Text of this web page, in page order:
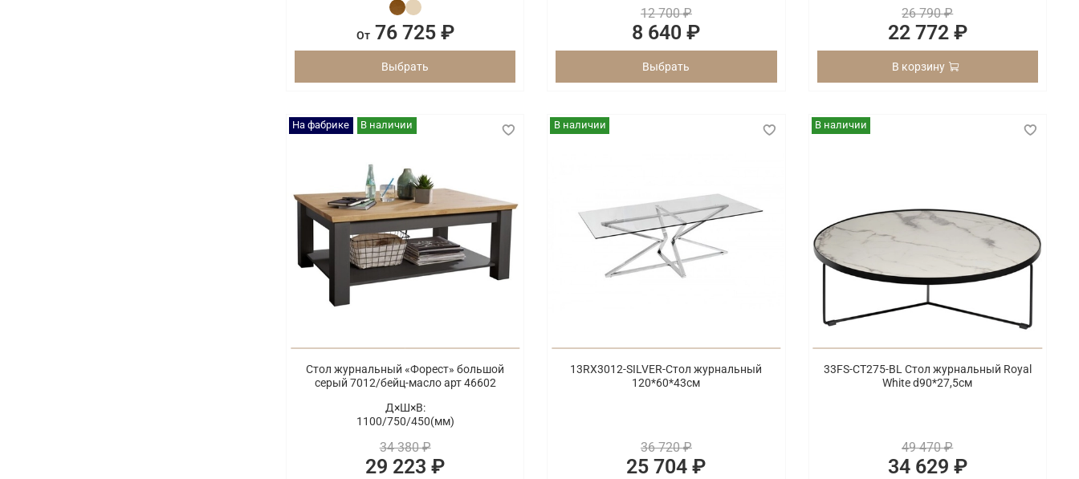
От76 725 ₽
Выбрать
12 700 ₽
8 640 ₽
Выбрать
26 790 ₽
22 772 ₽
В корзину
На фабрике В наличии
Стол журнальный «Форест» большой
серый 7012/бейц-масло арт 46602
Д×Ш×В:
1100/750/450(мм)
34 380 ₽
29 223 ₽
В наличии
13RX3012-SILVER-Стол журнальный
120*60*43см
36 720 ₽
25 704 ₽
В наличии
33FS-CT275-BL Стол журнальный Royal
White d90*27,5см
49 470 ₽
34 629 ₽